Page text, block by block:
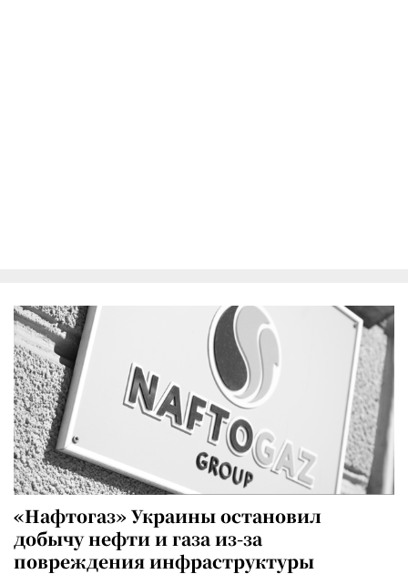
«Нафтогаз» Украины остановил
добычу нефти и газа из-за
повреждения инфраструктуры